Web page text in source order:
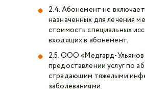
2.4. Абонемент не
назначенных для лечения
стоимость специальных
входящих в абонемент.
2.5. ООО «Медгард-
предоставлении услуг по
страдающим тяжелыми
заболеваниями.